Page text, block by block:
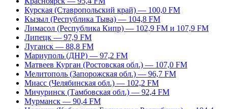
Курская (Ставропольский край) — 100,0 FM
Кызыл (Республика Тыва) — 104,8 FM
Лимасол (Республика Кипр) — 102,9 FM и 107,9 FM
Липецк — 97,9 FM
Луганск — 88,8 FM
Мариуполь (ДНР) — 97,2 FM
Матвеев Курган (Ростовская обл.) — 107,0 FM
Мелитополь (Запорожская обл.) — 96,7 FM
Миасс (Челябинская обл.) — 102,2 FM
Мичуринск (Тамбовская обл.) — 92,4 FM
Мурманск — 90,4 FM